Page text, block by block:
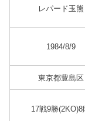
レパード玉熊
1984/8/9
東京都豊島区
17戦9勝(2KO)8